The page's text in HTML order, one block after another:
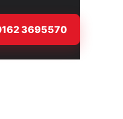
3695570